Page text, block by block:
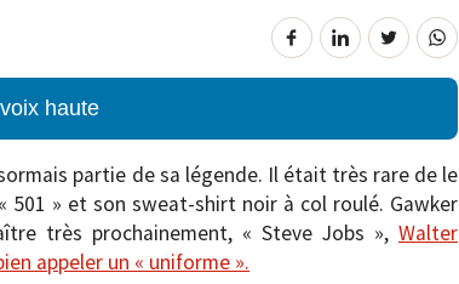
haute
partie de sa légende. Il était très rare de le
501 » et son sweat-shirt noir à col roulé. Gawker
très prochainement, « Steve Jobs », Walter
appeler un « uniforme ».